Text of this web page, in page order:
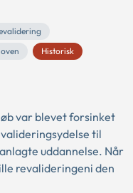
Historisk
var blevet forsinket
til
uddannelse. Når
revalideringeni den